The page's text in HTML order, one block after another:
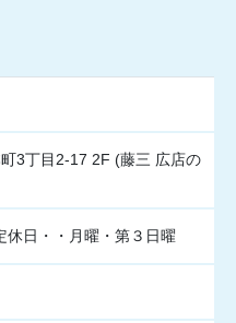
3丁目2-17 2F (藤三 広店の
休日・・月曜・第３日曜